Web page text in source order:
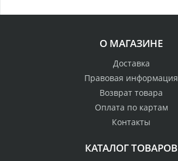
О МАГАЗИНЕ
Доставка
Правовая информация
Возврат товара
Оплата по картам
Контакты
КАТАЛОГ ТОВАРОВ